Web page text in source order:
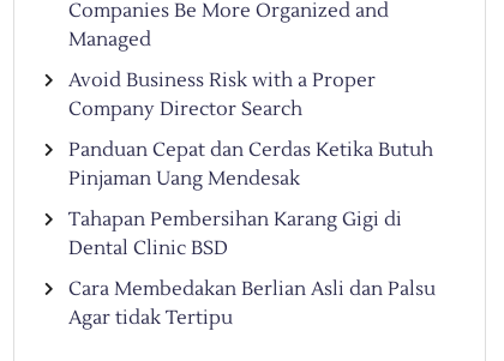
Companies Be More Organized and
Managed
Avoid Business Risk with a Proper
Company Director Search
Panduan Cepat dan Cerdas Ketika Butuh
Pinjaman Uang Mendesak
Tahapan Pembersihan Karang Gigi di
Dental Clinic BSD
Cara Membedakan Berlian Asli dan Palsu
Agar tidak Tertipu